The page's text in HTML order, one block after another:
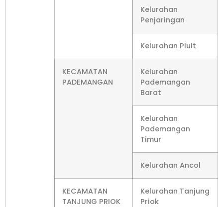
Kelurahan
Penjaringan
Kelurahan Pluit
KECAMATAN
PADEMANGAN
Kelurahan
Pademangan
Barat
Kelurahan
Pademangan
Timur
Kelurahan Ancol
KECAMATAN
TANJUNG PRIOK
Kelurahan Tanjung
Priok